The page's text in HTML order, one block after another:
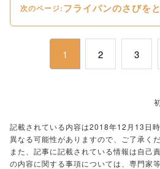
次のページ:フライパンのさびを
1 2 3
記載されている内容は2018年12月13日
異なる可能性がありますので、ご了承くだ
また、記事に記載されている情報は自己
の内容に関する事項については、専門家